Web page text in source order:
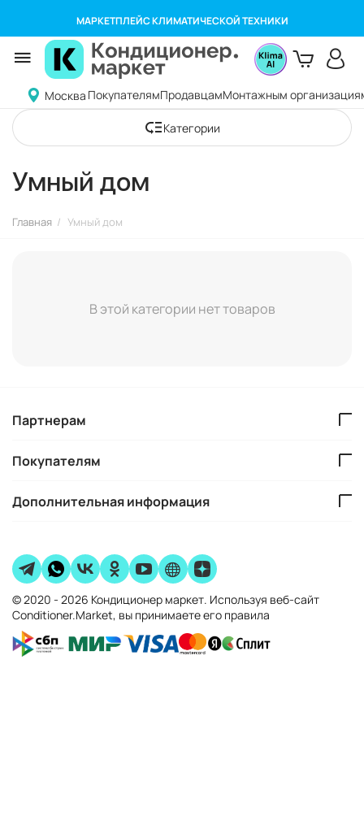
МАРКЕТПЛЕЙС КЛИМАТИЧЕСКОЙ ТЕХНИКИ
Москва ПокупателямПродавцамМонтажным
Категории
Умный дом
Главная / Умный дом
В этой категории нет товаров
Партнерам
Покупателям
Дополнительная информация
© 2020 - 2026 Кондиционер маркет. Используя веб-сайт
Conditioner.Market, вы принимаете его правила